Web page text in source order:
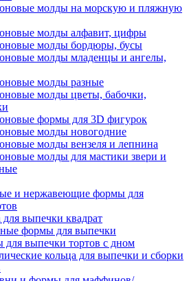
молды на морскую и пляжную
молды алфавит, цифры
молды бордюры, бусы
молды младенцы и ангелы,
молды разные
молды цветы, бабочки,
формы для 3D фигурок
молды новогодние
молды вензеля и лепнина
молды для мастики звери и
и нержавеющие формы для
выпечки квадрат
формы для выпечки
выпечки тортов с дном
кольца для выпечки и сборки